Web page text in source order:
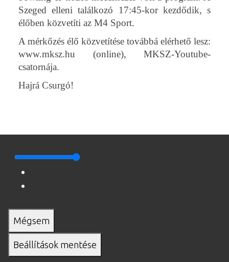
Szeged elleni találkozó 17:45-kor kezdődik, s
élőben közvetíti az M4 Sport.
A mérkőzés élő közvetítése továbbá elérhető lesz:
www.mksz.hu (online), MKSZ-Youtube-
csatornája.
Hajrá Csurgó!
Mégsem
Beállítások mentése